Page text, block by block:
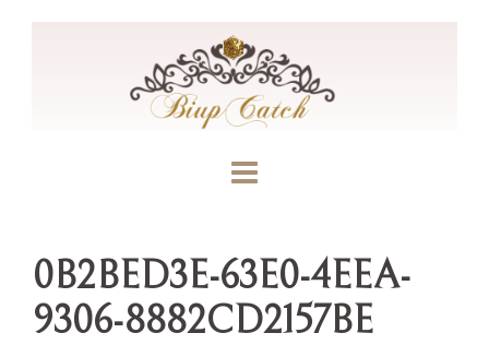
0B2BED3E-63E0-4EEA-
9306-8882CD2157BE